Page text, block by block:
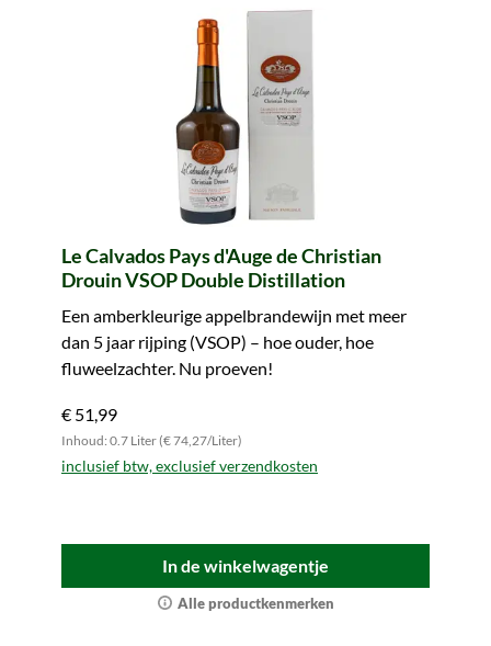
Le Calvados Pays d'Auge de Christian
Drouin VSOP Double Distillation
Een amberkleurige appelbrandewijn met meer
dan 5 jaar rijping (VSOP) – hoe ouder, hoe
fluweelzachter. Nu proeven!
€ 51,99
Inhoud: 0.7 Liter (€ 74,27/Liter)
inclusief btw, exclusief verzendkosten
In de winkelwagentje
Alle productkenmerken